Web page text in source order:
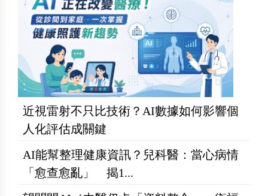
近視雷射不只比技術？AI數據如何影響個
人化評估成關鍵
AI能幫整理健康資訊？兒科醫：當心病情
「愈查愈亂」 揭1...